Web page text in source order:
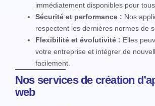
immédiatement disponibles pour
Sécurité et performance : Nos
respectent les dernières normes de
Flexibilité et évolutivité : Elles
votre entreprise et intégrer de
facilement.
Nos services de création
web